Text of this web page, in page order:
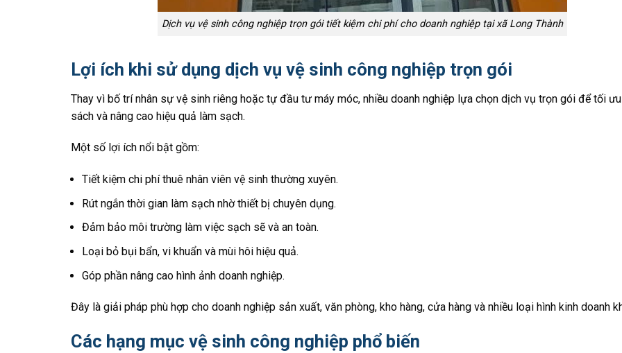
Dịch vụ vệ sinh công nghiệp trọn gói tiết kiệm chi phí cho doanh nghiệp tại xã Long Thành
Lợi ích khi sử dụng dịch vụ vệ sinh công nghiệp trọn gói
Thay vì bố trí nhân sự vệ sinh riêng hoặc tự đầu tư máy móc, nhiều doanh nghiệp lựa chọn dịch vụ trọn gói để tối
sách và nâng cao hiệu quả làm sạch.
Một số lợi ích nổi bật gồm:
Tiết kiệm chi phí thuê nhân viên vệ sinh thường xuyên.
Rút ngắn thời gian làm sạch nhờ thiết bị chuyên dụng.
Đảm bảo môi trường làm việc sạch sẽ và an toàn.
Loại bỏ bụi bẩn, vi khuẩn và mùi hôi hiệu quả.
Góp phần nâng cao hình ảnh doanh nghiệp.
Đây là giải pháp phù hợp cho doanh nghiệp sản xuất, văn phòng, kho hàng, cửa hàng và nhiều loại hình kinh doanh
Các hạng mục vệ sinh công nghiệp phổ biến